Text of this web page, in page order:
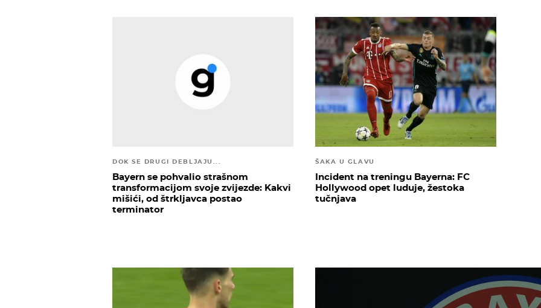
DOK SE DRUGI DEBLJAJU...
Bayern se pohvalio strašnom
transformacijom svoje zvijezde: Kakvi
mišići, od štrkljavca postao
terminator
ŠAKA U GLAVU
Incident na treningu Bayerna: FC
Hollywood opet luduje, žestoka
tučnjava